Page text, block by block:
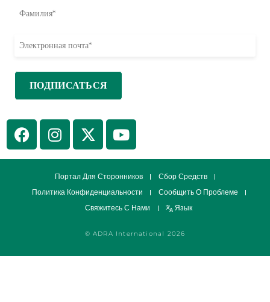
© ADRA International 2026
Портал Для Сторонников
Сбор Средств
Политика Конфиденциальности
Сообщить О Проблеме
Свяжитесь С Нами
Язык